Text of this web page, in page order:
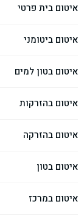
איטום בית פרטי
איטום ביטומני
איטום בטון למים
איטום בהזרקות
איטום בהזרקה
איטום בטון
איטום במרכז